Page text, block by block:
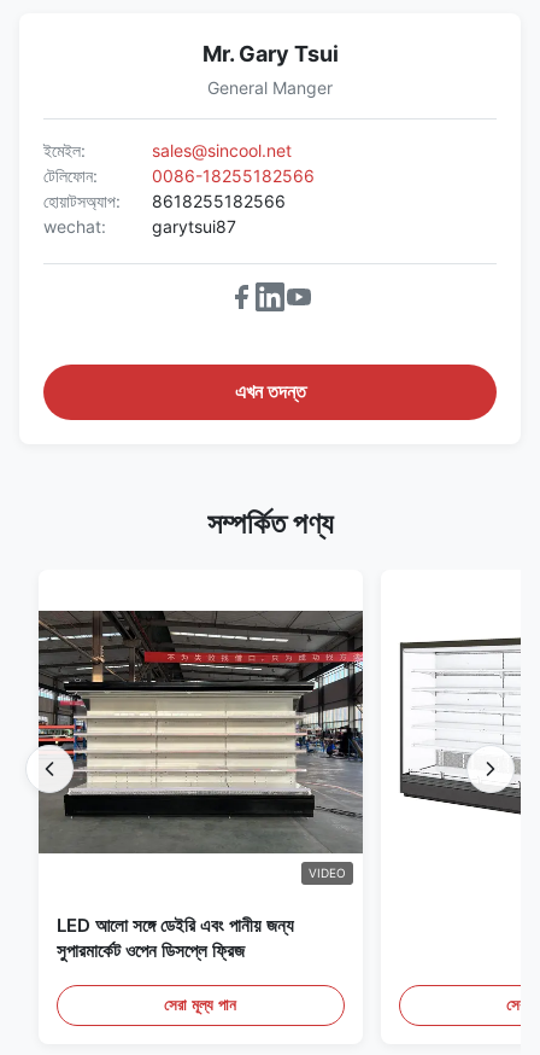
Mr. Gary Tsui
General Manger
ইমেইল:
sales@sincool.net
টেলিফোন:
0086-18255182566
হোয়াটসঅ্যাপ:
8618255182566
wechat:
garytsui87
এখন তদন্ত
সম্পর্কিত পণ্য
VIDEO
LED আলো সঙ্গে ডেইরি এবং পানীয় জন্য
সুপারমার্কেট ওপেন ডিসপ্লে ফ্রিজ
সেরা মূল্য পান সেরা